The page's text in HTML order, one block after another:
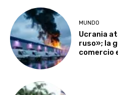
MUNDO
Ucrania
ruso»; la
comercio